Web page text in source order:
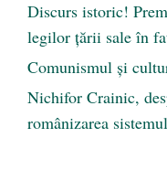
Discurs istoric!
legilor țării sale în
Comunismul şi
Nichifor Crainic,
românizarea